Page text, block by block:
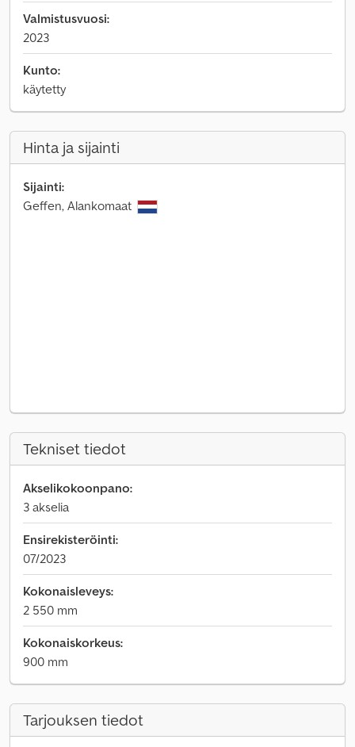
Valmistusvuosi:
2023
Kunto:
käytetty
Hinta ja sijainti
Sijainti:
Geffen, Alankomaat
Tekniset tiedot
Akselikokoonpano:
3 akselia
Ensirekisteröinti:
07/2023
Kokonaisleveys:
2 550 mm
Kokonaiskorkeus:
900 mm
Tarjouksen tiedot